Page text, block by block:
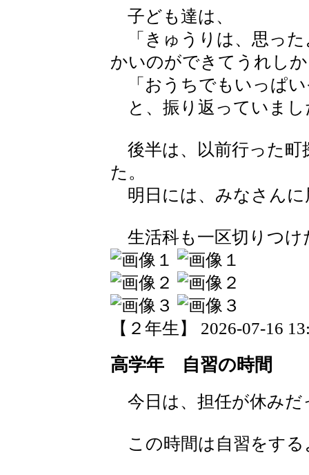
子ども達は、
「きゅうりは、思った
かいのができてうれし
「おうちでもいっぱい
と、振り返っていまし
後半は、以前行った町
た。
明日には、みなさんに
生活科も一区切りつけ
【２年生】 2026-07-16
高学年 自習の時間
今日は、担任が休みだ
この時間は自習をする